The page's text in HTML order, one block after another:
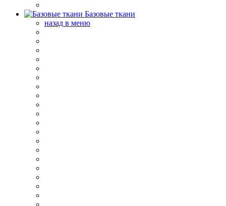
Базовые ткани
назад в меню